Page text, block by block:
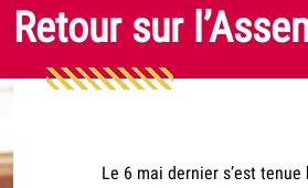
Retour sur
Le 6 mai dernier s’est tenue